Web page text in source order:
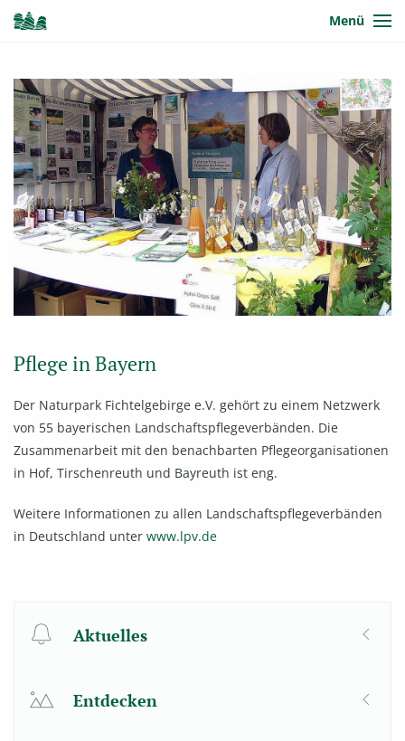
Menü
Pflege in Bayern
Der Naturpark Fichtelgebirge e.V. gehört zu einem Netzwerk
von 55 bayerischen Landschaftspflegeverbänden. Die
Zusammenarbeit mit den benachbarten Pflegeorganisationen
in Hof, Tirschenreuth und Bayreuth ist eng.
Weitere Informationen zu allen Landschaftspflegeverbänden
in Deutschland unter www.lpv.de
Aktuelles
Entdecken